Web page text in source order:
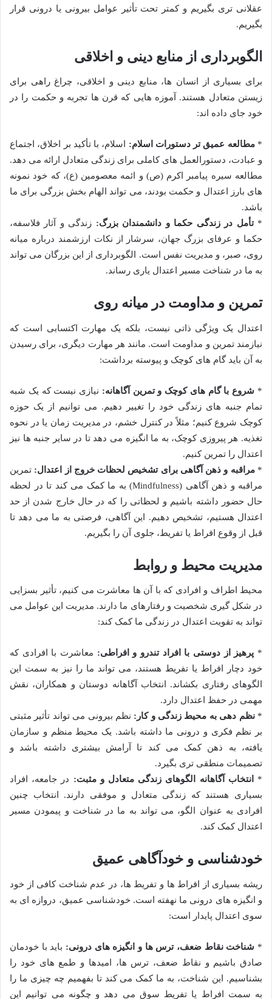
عقلانی تری بگیریم و کمتر تحت تأثیر عوامل بیرونی یا درونی قرار
بگیریم.
الگوبرداری از منابع دینی و اخلاقی
برای بسیاری از انسان ها، منابع دینی و اخلاقی، چراغ راهی برای
زیستن متعادل هستند. آموزه هایی که قرن ها تجربه و حکمت را در
خود جای داده اند:
*مطالعه عمیق تر دستورات اسلام: اسلام، با تأکید بر اخلاق، اجتماع
و عبادت، دستورالعمل های کاملی برای زندگی متعادل ارائه می دهد.
مطالعه سیره پیامبر اکرم (ص) و ائمه معصومین (ع)، که خود نمونه
های بارز اعتدال و حکمت بودند، می تواند الهام بخش بزرگی برای ما
باشد.
*تأمل در زندگی حکما و دانشمندان بزرگ: زندگی و آثار فلاسفه،
حکما و عرفای بزرگ جهان، سرشار از نکات ارزشمند درباره میانه
روی، صبر، و مدیریت نفس است. الگوبرداری از این بزرگان می تواند
به ما در شناخت مسیر اعتدال یاری رساند.
تمرین و مداومت در میانه روی
اعتدال یک ویژگی ذاتی نیست، بلکه یک مهارت اکتسابی است که
نیازمند تمرین و مداومت است. مانند هر مهارت دیگری، برای رسیدن
به آن باید گام های کوچک و پیوسته برداشت:
* شروع با گام های کوچک و تمرین آگاهانه: نیازی نیست که یک شبه
تمام جنبه های زندگی خود را تغییر دهیم. می توانیم از یک حوزه
کوچک شروع کنیم؛ مثلاً در کنترل خشم، در مدیریت زمان یا در نحوه
تغذیه. هر پیروزی کوچک، به ما انگیزه می دهد تا در سایر جنبه ها نیز
اعتدال را تمرین کنیم.
*مراقبه و ذهن آگاهی برای تشخیص لحظات خروج از اعتدال: تمرین
مراقبه و ذهن آگاهی (Mindfulness) به ما کمک می کند تا در لحظه
حال حضور داشته باشیم و لحظاتی را که در حال خارج شدن از حد
اعتدال هستیم، تشخیص دهیم. این آگاهی، فرصتی به ما می دهد تا
قبل از وقوع افراط یا تفریط، جلوی آن را بگیریم.
مدیریت محیط و روابط
محیط اطراف و افرادی که با آن ها معاشرت می کنیم، تأثیر بسزایی
در شکل گیری شخصیت و رفتارهای ما دارند. مدیریت این عوامل می
تواند به تقویت اعتدال در زندگی ما کمک کند:
* پرهیز از دوستی با افراد تندرو و افراطی: معاشرت با افرادی که
خود دچار افراط یا تفریط هستند، می تواند ما را نیز به سمت این
الگوهای رفتاری بکشاند. انتخاب آگاهانه دوستان و همکاران، نقش
مهمی در حفظ اعتدال دارد.
*نظم دهی به محیط زندگی و کار: نظم بیرونی می تواند تأثیر مثبتی
بر نظم فکری و درونی ما داشته باشد. یک محیط منظم و سازمان
یافته، به ذهن کمک می کند تا آرامش بیشتری داشته باشد و
تصمیمات منطقی تری بگیرد.
*
انتخاب آگاهانه الگوهای زندگی متعادل و مثبت: در جامعه، افراد
بسیاری هستند که زندگی متعادل و موفقی دارند. انتخاب چنین
افرادی به عنوان الگو، می تواند به ما در شناخت و پیمودن مسیر
اعتدال کمک کند.
خودشناسی و خودآگاهی عمیق
ریشه بسیاری از افراط ها و تفریط ها، در عدم شناخت کافی از خود
و انگیزه های درونی ما نهفته است. خودشناسی عمیق، دروازه ای به
سوی اعتدال پایدار است:
* شناخت نقاط ضعف، ترس ها و انگیزه های درونی: باید با خودمان
صادق باشیم و نقاط ضعف، ترس ها، امیدها و طمع های خود را
بشناسیم. این شناخت، به ما کمک می کند تا بفهمیم چه چیزی ما را
به سمت افراط یا تفریط سوق می دهد و چگونه می توانیم این